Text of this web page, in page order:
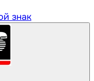
знак